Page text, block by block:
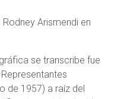
Arismendi en
se transcribe fue
de 1957) a raíz del